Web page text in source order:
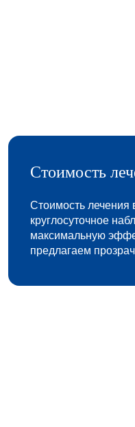
Стоимость
Стоимость лечения
круглосуточное
максимальную
предлагаем